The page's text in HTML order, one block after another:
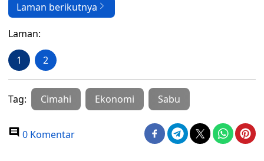
Laman berikutnya
Laman:
1 2
Tag: Cimahi Ekonomi Sabu
0 Komentar